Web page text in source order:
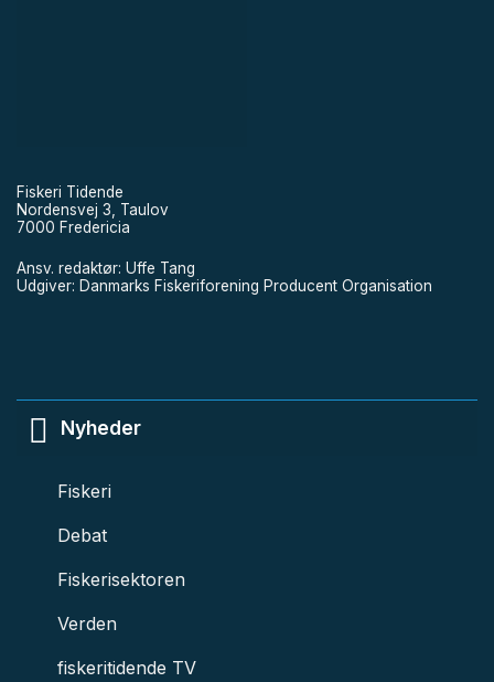
Fiskeri Tidende
Nordensvej 3, Taulov
7000 Fredericia
Ansv. redaktør: Uffe Tang
Udgiver: Danmarks Fiskeriforening Producent Organisation
Nyheder
Fiskeri
Debat
Fiskerisektoren
Verden
fiskeritidende TV